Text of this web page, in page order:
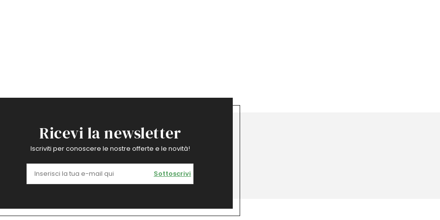
Ricevi la newsletter
Iscriviti per conoscere le nostre offerte e le novità!
Sottoscrivi